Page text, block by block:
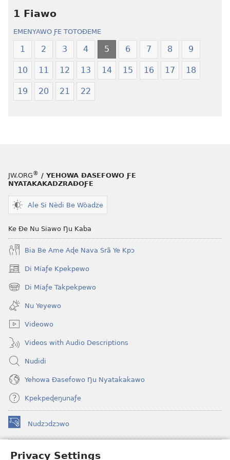
Privacy Settings
Xexe
Yeye
Kɔkɔeawo
—
Xexe
1 Fiawo
EMENYAWO ƑE TOTOƉEME
1 2 3 4 5 6 7 8 9
10 11 12 13 14 15 16 17 18
19 20 21 22
JW.ORG® / YEHOWA ƉASEFOWO ƑE
NYATAKAKADZRAƉOƑE
Ale Si Nèdi Be Wòadze
Ke Ðe Nu Siawo Ŋu Kaba
Bia Be Ame Aɖe Nava Srã Ye Kpɔ
Di Míaƒe Kpekpewo
(opens
new
window)
Di Míaƒe Takpekpewo
(opens
new
window)
Nu Yeyewo
Videowo
Videos with Audio Descriptions
Nudidi
Yehowa Ðasefowo Ŋu Nyatakakawo
Kpekpeɖeŋunaƒe
Nudzɔdzɔwo
(opens
new
Gbetakpɔxɔ INTERNET DZI AGBALẼDZRAƉOƑE
(opens